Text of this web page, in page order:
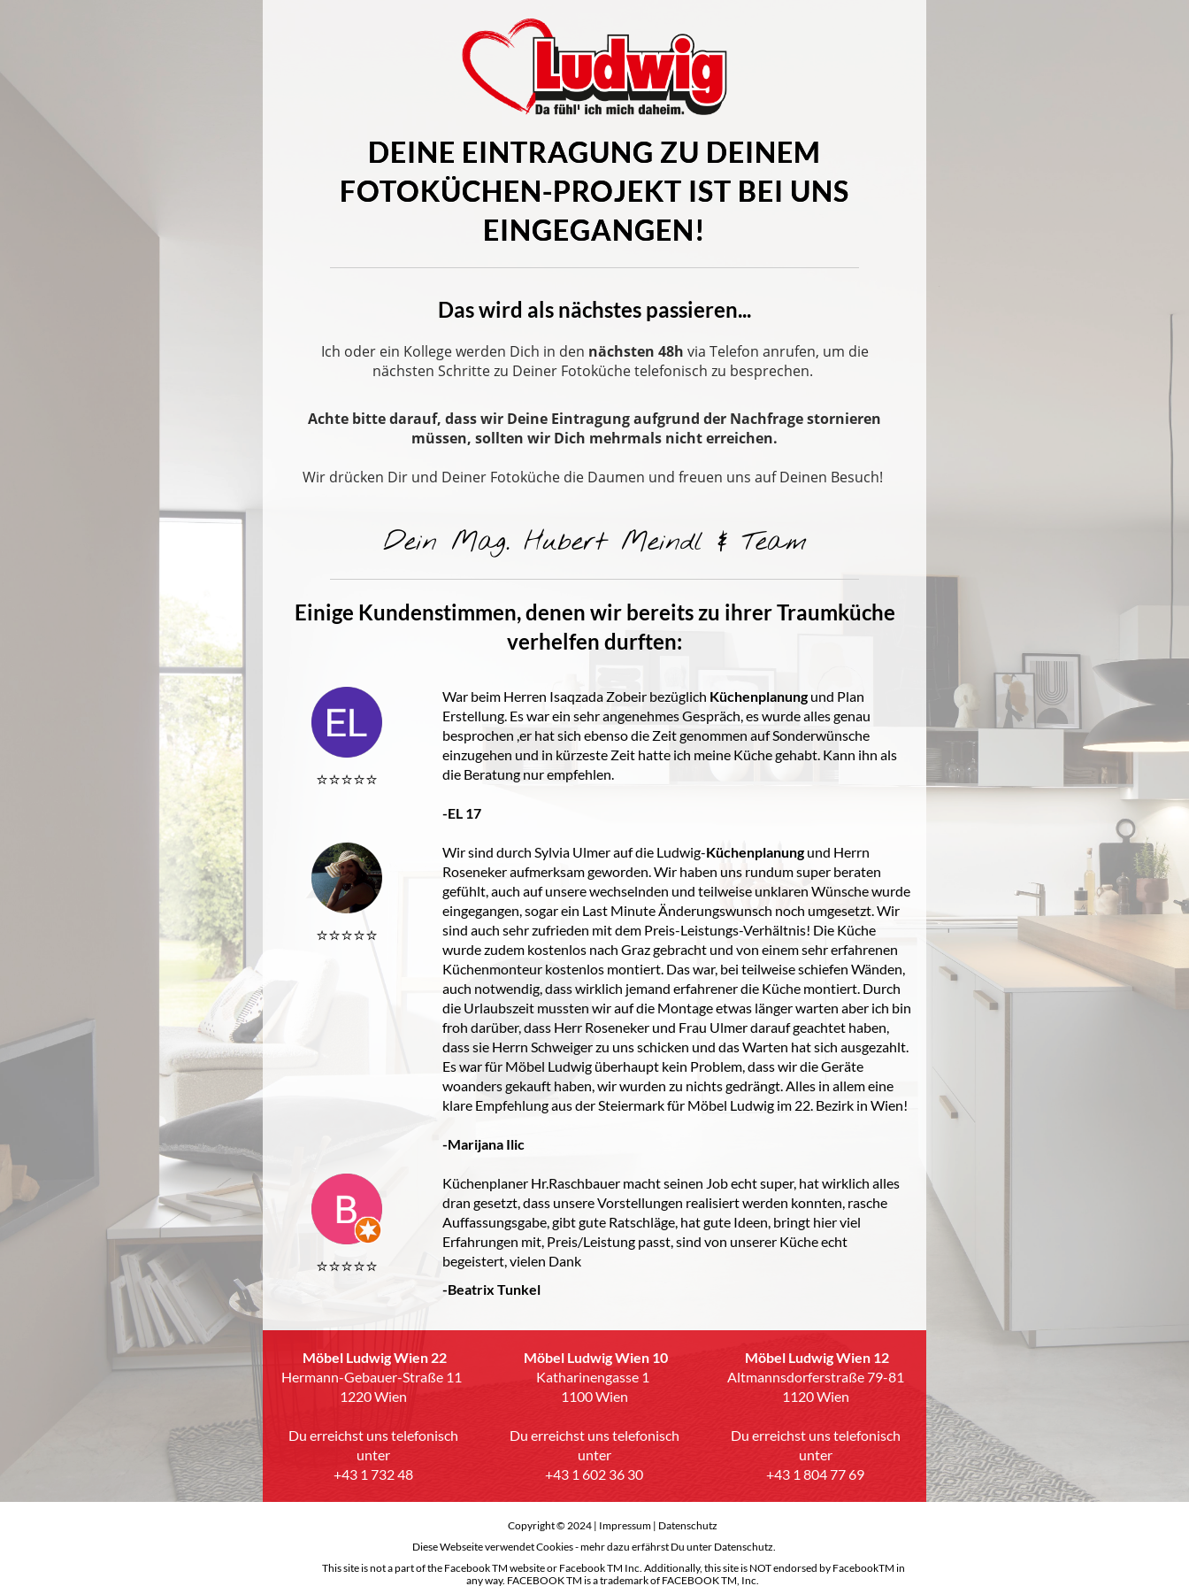
DEINE EINTRAGUNG ZU DEINEM
FOTOKÜCHEN-PROJEKT IST BEI UNS
EINGEGANGEN!
Das wird als nächstes passieren...
Ich oder ein Kollege werden Dich in den nächsten 48h via Telefon anrufen, um die
nächsten Schritte zu Deiner Fotoküche telefonisch zu besprechen.
Achte bitte darauf, dass wir Deine Eintragung aufgrund der Nachfrage stornieren
müssen, sollten wir Dich mehrmals nicht erreichen.
Wir drücken Dir und Deiner Fotoküche die Daumen und freuen uns auf Deinen Besuch!
Dein Mag. Hubert Meindl & Team
Einige Kundenstimmen, denen wir bereits zu ihrer Traumküche
verhelfen durften:
⭐️⭐️⭐️⭐️⭐️
War beim Herren Isaqzada Zobeir bezüglich Küchenplanungund Plan
Erstellung. Es war ein sehr angenehmes Gespräch, es wurde alles genau
besprochen ,er hat sich ebenso die Zeit genommen auf Sonderwünsche
einzugehen und in kürzeste Zeit hatte ich meine Küche gehabt. Kann ihn als
die Beratung nur empfehlen.
-EL 17
⭐️⭐️⭐️⭐️⭐️
Wir sind durch Sylvia Ulmer auf die Ludwig-Küchenplanungund Herrn
Roseneker aufmerksam geworden. Wir haben uns rundum super beraten
gefühlt, auch auf unsere wechselnden und teilweise unklaren Wünsche wurde
eingegangen, sogar ein Last Minute Änderungswunsch noch umgesetzt. Wir
sind auch sehr zufrieden mit dem Preis-Leistungs-Verhältnis! Die Küche
wurde zudem kostenlos nach Graz gebracht und von einem sehr erfahrenen
Küchenmonteur kostenlos montiert. Das war, bei teilweise schiefen Wänden,
auch notwendig, dass wirklich jemand erfahrener die Küche montiert. Durch
die Urlaubszeit mussten wir auf die Montage etwas länger warten aber ich bin
froh darüber, dass Herr Roseneker und Frau Ulmer darauf geachtet haben,
dass sie Herrn Schweiger zu uns schicken und das Warten hat sich ausgezahlt.
Es war für Möbel Ludwig überhaupt kein Problem, dass wir die Geräte
woanders gekauft haben, wir wurden zu nichts gedrängt. Alles in allem eine
klare Empfehlung aus der Steiermark für Möbel Ludwig im 22. Bezirk in Wien!
-Marijana Ilic
⭐️⭐️⭐️⭐️⭐️
Küchenplaner Hr.Raschbauer macht seinen Job echt super, hat wirklich alles
dran gesetzt, dass unsere Vorstellungen realisiert werden konnten, rasche
Auffassungsgabe, gibt gute Ratschläge, hat gute Ideen, bringt hier viel
Erfahrungen mit, Preis/Leistung passt, sind von unserer Küche echt
begeistert, vielen Dank
-Beatrix Tunkel
Möbel Ludwig Wien 22
Hermann-Gebauer-Straße 11
1220 Wien
Du erreichst uns telefonisch
unter
+43 1 732 48
Möbel Ludwig Wien 10
Katharinengasse 1
1100 Wien
Du erreichst uns telefonisch
unter
+43 1 602 36 30
Möbel Ludwig Wien 12
Altmannsdorferstraße 79-81
1120 Wien
Du erreichst uns telefonisch
unter
+43 1 804 77 69
Copyright © 2024 | Impressum| Datenschutz
Diese Webseite verwendet Cookies - mehr dazu erfährst Du unter Datenschutz.
This site is not a part of the Facebook TM website or Facebook TM Inc. Additionally, this site is NOT endorsed by FacebookTM in
any way. FACEBOOK TM is a trademark of FACEBOOK TM, Inc.